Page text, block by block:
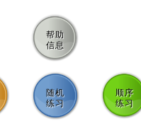
帮助
信息
随机
练习
顺序
练习